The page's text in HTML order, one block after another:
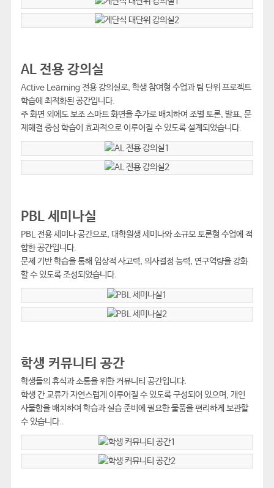
AL 전용 강의실
Active Learning 전용 강의실로, 학생 참여형 수업과 팀 단위 프로젝트
학습에 최적화된 공간입니다.
주 화면 외에도 보조 스마트 화면을 추가로 배치하여 조별 토론, 발표, 문
제해결 중심 학습이 효과적으로 이루어질 수 있도록 설계되었습니다.
PBL 세미나실
PBL 전용 세미나 공간으로, 대학원생 세미나와 소규모 토론형 수업에 적
합한 공간입니다.
문제 기반 학습을 통해 임상적 사고력, 의사결정 능력, 연구역량을 강화
할 수 있도록 조성되었습니다.
학생 커뮤니티 공간
학생들의 휴식과 소통을 위한 커뮤니티 공간입니다.
학생 간 교류가 자연스럽게 이루어질 수 있도록 구성되어 있으며, 개인
사물함을 배치하여 학습과 실습 준비에 필요한 물품을 편리하게 보관할
수 있습니다..